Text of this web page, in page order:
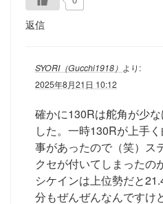
返信
SYORI（Gucchi1918） より:
2025年8月21日 10:12
確かに130Rは舵角が少
した。一時130Rが上手
事があったので（笑）ス
クセが付いてしまったの
シケインは上位勢だと
分もぜんぜんなんですけ